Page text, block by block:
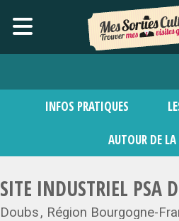
INFOS PRATIQUES
AUTOUR DE
SITE INDUSTRIEL PSA
Doubs Région Bourgogne-